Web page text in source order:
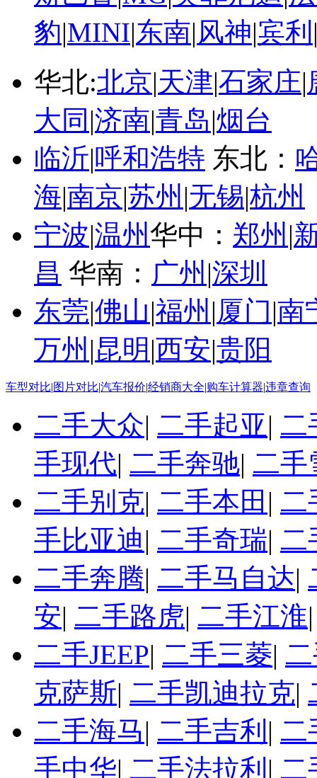
豹|MINI|东南|风神|宾利
华北:北京|天津|石家庄|
大同 |济南|青岛|烟台
临沂|呼和浩特 东北：
海|南京|苏州 |无锡|杭州
宁波|温州华中： 郑州 |
昌 华南： 广州 |深圳
东莞|佛山|福州 |厦门|南
万州 |昆明 |西安|贵阳
车型对比|图片对比|汽车报价|经销商大全|购车计算器|违章查询
二手大众| 二手起亚| 二
手现代| 二手奔驰| 二手
二手别克| 二手本田 | 二
手比亚迪| 二手奇瑞| 二
二手奔腾| 二手马自达|
安| 二手路虎| 二手江淮
二手JEEP| 二手三菱|
克萨斯| 二手凯迪拉克|
二手海马| 二手吉利 | 二
手中华| 二手法拉利 | 二